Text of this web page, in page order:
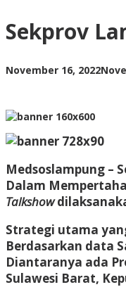
Sekprov
November 16, 2022
Medsoslampung –
Dalam
Talkshow
Strategi utama
Berdasarkan data
Diantaranya ada
Sulawesi Barat,